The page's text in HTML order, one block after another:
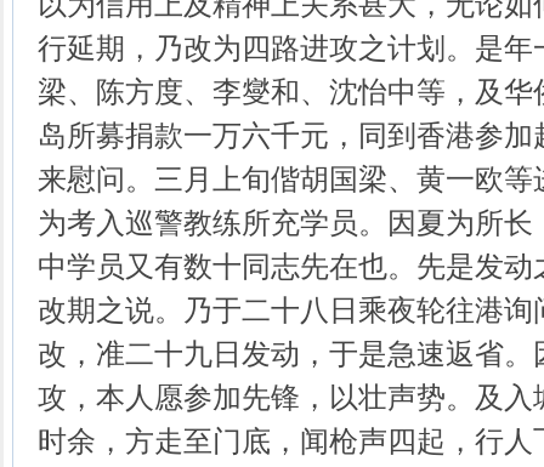
行延期，乃改为四路进攻之计划。是
梁、陈方度、李燮和、沈怡中等，及
岛所募捐款一万六千元，同到香港参
来慰问。三月上旬偕胡国梁、黄一欧
为考入巡警教练所充学员。因夏为所
中学员又有数十同志先在也。先是发
改期之说。乃于二十八日乘夜轮往港
改，准二十九日发动，于是急速返省
攻，本人愿参加先锋，以壮声势。及
时余，方走至门底，闻枪声四起，行